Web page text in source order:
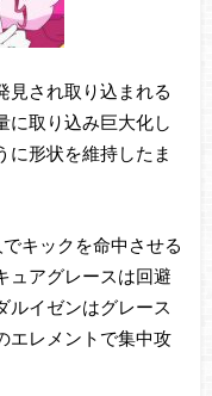
見され取り込まれる
に取り込み巨大化し
に形状を維持したま
キックを命中させる
ュアグレースは回避
ルイゼンはグレース
エレメントで集中攻